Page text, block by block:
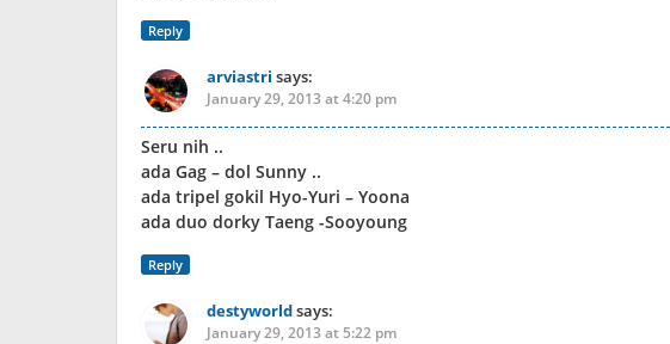
Reply
arviastri says:
January 29, 2013 at 4:20 pm
Seru nih ..
ada Gag – dol Sunny ..
ada tripel gokil Hyo-Yuri – Yoona
ada duo dorky Taeng -Sooyoung
Reply
destyworldsays:
January 29, 2013 at 5:22 pm